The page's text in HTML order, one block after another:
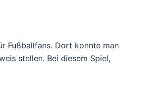
Fußballfans. Dort konnte man
stellen. Bei diesem Spiel,